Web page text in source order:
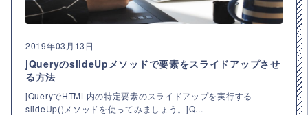
2019年03月13日
jQueryのslideUpメソッドで要素をスライドアップさせ
る方法
jQueryでHTML内の特定要素のスライドアップを実行する
slideUp()メソッドを使ってみましょう。jQ...